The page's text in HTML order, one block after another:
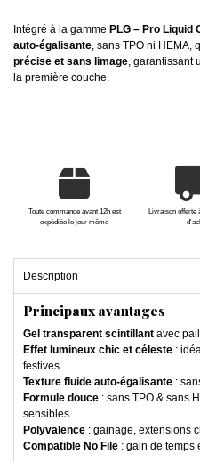
Intégré à la gamme PLG – Pro Liquid
auto-égalisante, sans TPO ni HEMA,
précise et sans limage, garantissant
la première couche.
Toute commande avant 12h est
expédiée le jour même
Livraison offerte
Description
Principaux avantages
Gel transparent scintillant avec
Effet lumineux chic et céleste :
festives
Texture fluide auto-égalisante :
Formule douce : sans TPO & sans
sensibles
Polyvalence : gainage, extensions
Compatible No File : gain de temps